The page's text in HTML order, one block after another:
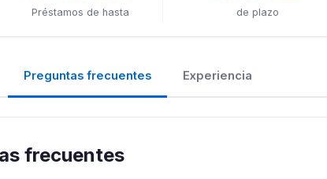
Préstamos de hasta de plazo
Preguntas frecuentes Experiencia
frecuentes